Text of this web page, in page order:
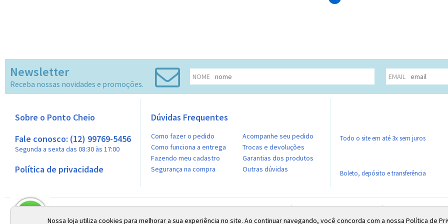
Newsletter
Receba nossas novidades e promoções.
NOME EMAIL
Sobre o Ponto Cheio
Fale conosco: (12) 99769-5456
Segunda a sexta das 08:30 às 17:00
Política de privacidade
Dúvidas Frequentes
Como fazer o pedido
Acompanhe seu pedido
Como funciona a entrega
Trocas e devoluções
Fazendo meu cadastro
Garantias dos produtos
Segurança na compra
Outras dúvidas
Todo o site em até 3x sem juros
Boleto, depósito e transferência
Razão Social: Meire C. Moreno Silva SJ Campos EPP | CNPJ: 02.410.973/0001-24 | Endereço: Rua Cel. José Monteiro, 392 - Centro - São José dos Campos / SP
As fotos dos produtos são meramente ilustrativas e as cores apresentadas podem sofrer variação de tonalidade de acordo com a configuração do monitor.
Nossa loja utiliza cookies para melhorar a sua experiência no site. Ao continuar navegando, você concorda com a nossa Política de